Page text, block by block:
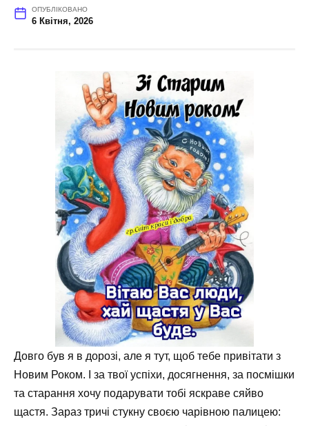
ОПУБЛІКОВАНО
6 Квітня, 2026
Довго був я в дорозі, але я тут, щоб тебе привітати з
Новим Роком. І за твої успіхи, досягнення, за посмішки
та старання хочу подарувати тобі яскраве сяйво
щастя. Зараз тричі стукну своєю чарівною палицею: